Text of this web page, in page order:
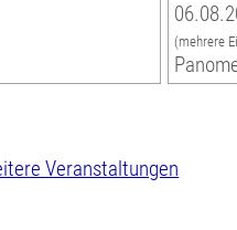
(mehrere
Veranstaltungen